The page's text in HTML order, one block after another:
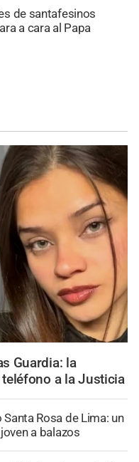
de santafesinos
a cara al Papa
Guardia: la
a la Justicia
Rosa de Lima: un
a balazos